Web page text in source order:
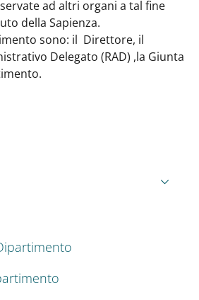
ad altri organi a tal fine
della Sapienza.
sono: il Direttore, il
Delegato (RAD) ,la Giunta
NAVIGATION